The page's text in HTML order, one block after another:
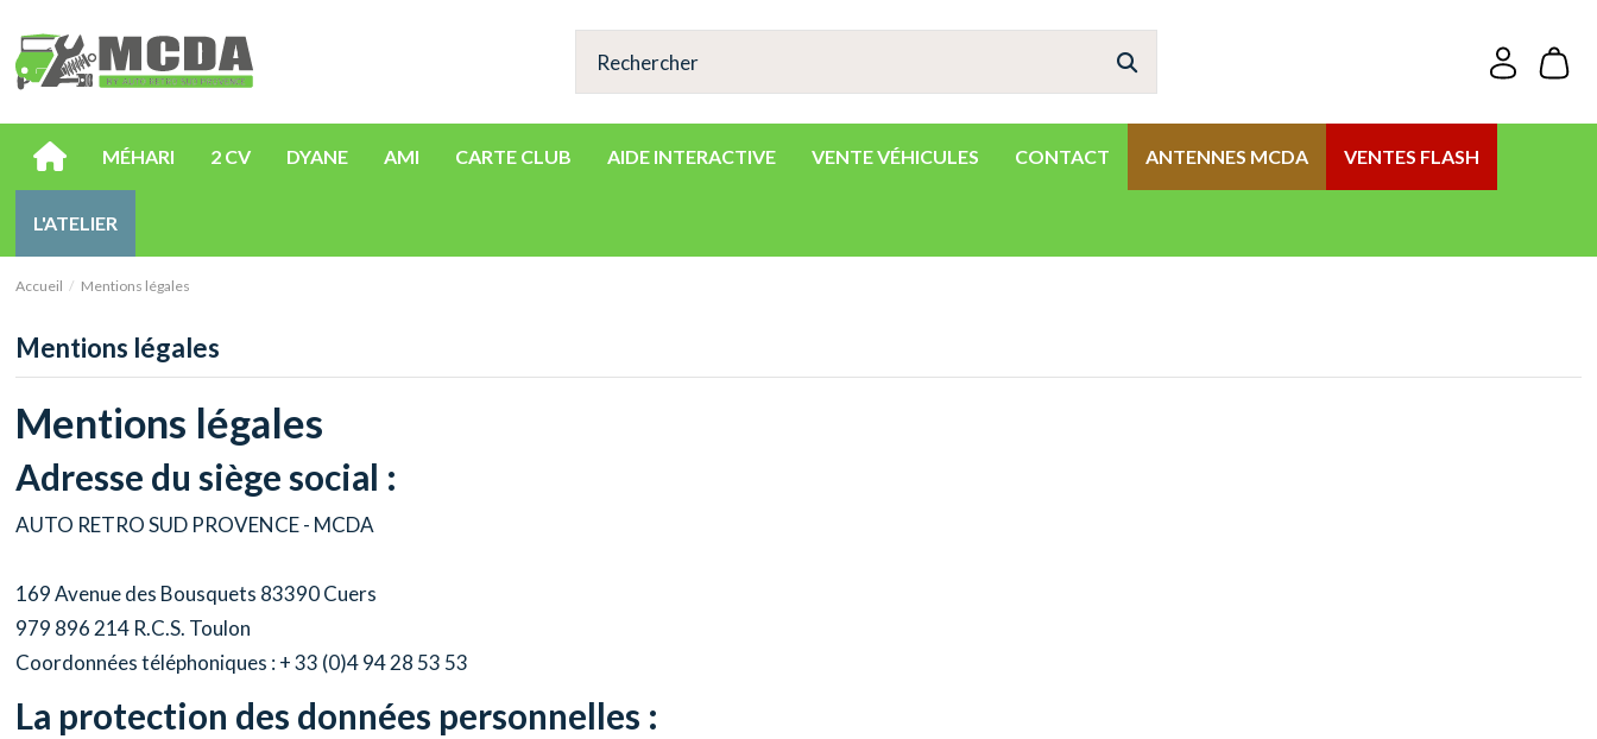
MÉHARI 2 CV DYANE AMI CARTE CLUB AIDE INTERACTIVE VENTE VÉHICULES CONTACT ANTENNES MCDA VENTES FLASH
L'ATELIER
Accueil Mentions légales
Mentions légales
Mentions légales
Adresse du siège social :
AUTO RETRO SUD PROVENCE - MCDA
169 Avenue des Bousquets 83390 Cuers
979 896 214 R.C.S. Toulon
Coordonnées téléphoniques : + 33 (0)4 94 28 53 53
La protection des données personnelles :